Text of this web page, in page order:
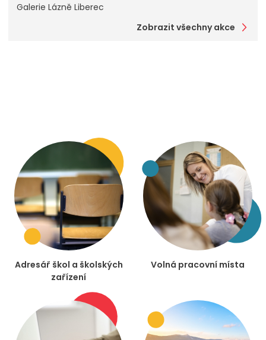
Galerie Lázně Liberec
Zobrazit všechny akce
Adresář škol a školských
zařízení
Volná pracovní místa